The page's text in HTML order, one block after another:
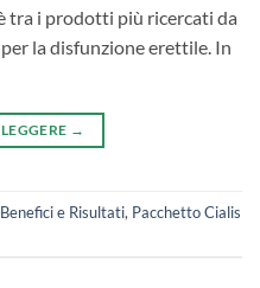
tra i prodotti più ricercati da
la disfunzione erettile. In
→
Benefici e Risultati, Pacchetto Cialis